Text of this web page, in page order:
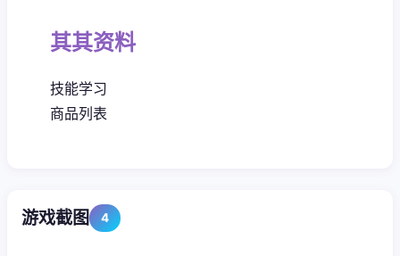
其其资料
技能学习
商品列表
游戏截图 4